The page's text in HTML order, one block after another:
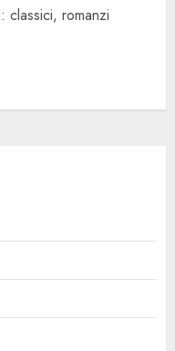
classici, romanzi